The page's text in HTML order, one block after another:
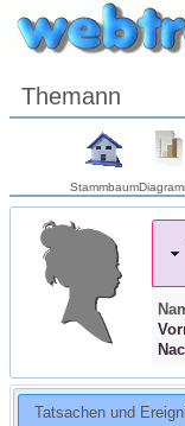
Themann
Stammbaum
Tatsachen und